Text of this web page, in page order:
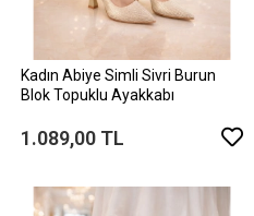
Kadın Abiye Simli Sivri Burun
Blok Topuklu Ayakkabı
1.089,00 TL